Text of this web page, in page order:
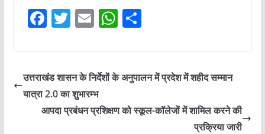
F
e
b
o
T
er
E
l
W
s
p
S
e
उत्तराखंड शासन के निर्देशों के अनुपालन में प्रदेश में शहीद सम्मान
यात्रा 2.0 का शुभारम्भ
आपदा प्रबंधन प्रशिक्षण को स्कूल-कॉलेजों में शामिल करने की
प्रक्रिया जारी